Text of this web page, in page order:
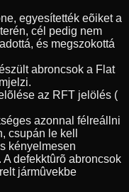
egyesítették eõiket a
cél pedig nem
és megszokottá
abroncsok a Flat
az RFT jelölés (
azonnal félreállni
csupán le kell
kényelmesen
defekktûrõ abroncsok
jármûvekbe